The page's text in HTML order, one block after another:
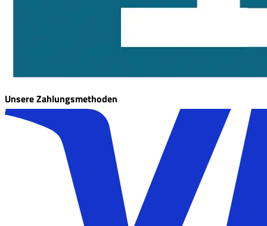
Unsere Zahlungsmethoden